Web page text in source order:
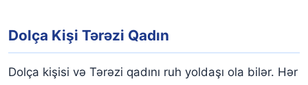
Dolça Kişi Tərəzi Qadın
Dolça kişisi və Tərəzi qadını ruh yoldaşı ola bilər. Hər